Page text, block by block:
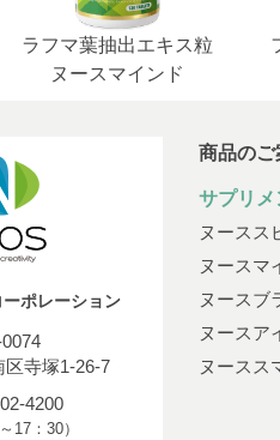
ラフマ葉抽出エキス粒
ヌースマインド
ポレーション
寺塚1-26-7
4200
17：30）
商品のご
サプリメ
ヌースス
ヌースマ
ヌースブ
ヌースア
ヌースス